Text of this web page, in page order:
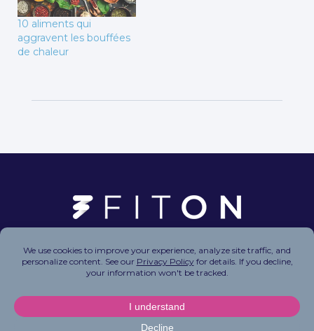
10 aliments qui
aggravent les bouffées
de chaleur
Copyright © 2026 FitOn Inc. All Rights Reserved.
Privacy Policy|Terms of Use